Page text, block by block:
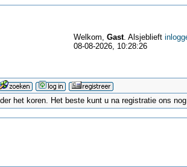
Welkom, Gast. Alsjeblieft
08-08-2026, 10:28:26
het koren. Het beste kunt u na registratie ons